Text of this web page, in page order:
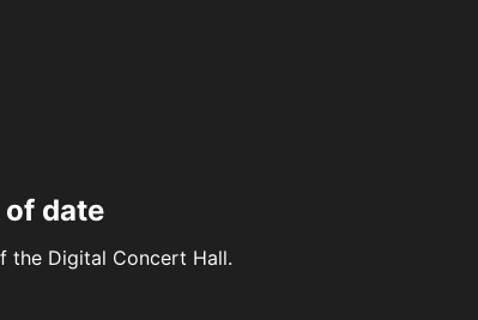
date
the Digital Concert Hall.